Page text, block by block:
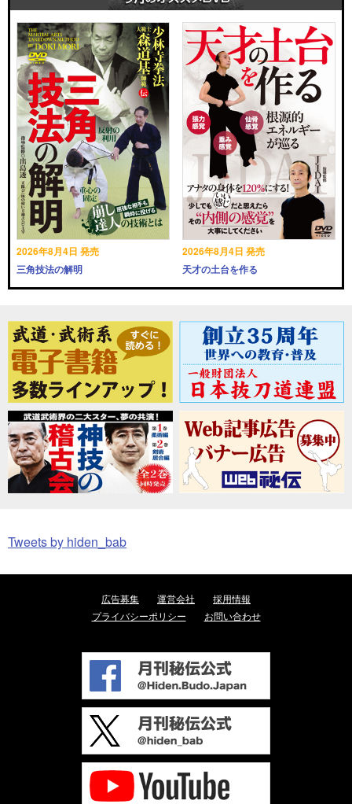
2026年8月4日 発売
三角技法の解明
2026年8月4日 発売
天才の土台を作る
Tweets by hiden_bab
広告募集 運営会社
採用情報
プライバシーポリシー
お問い合わせ